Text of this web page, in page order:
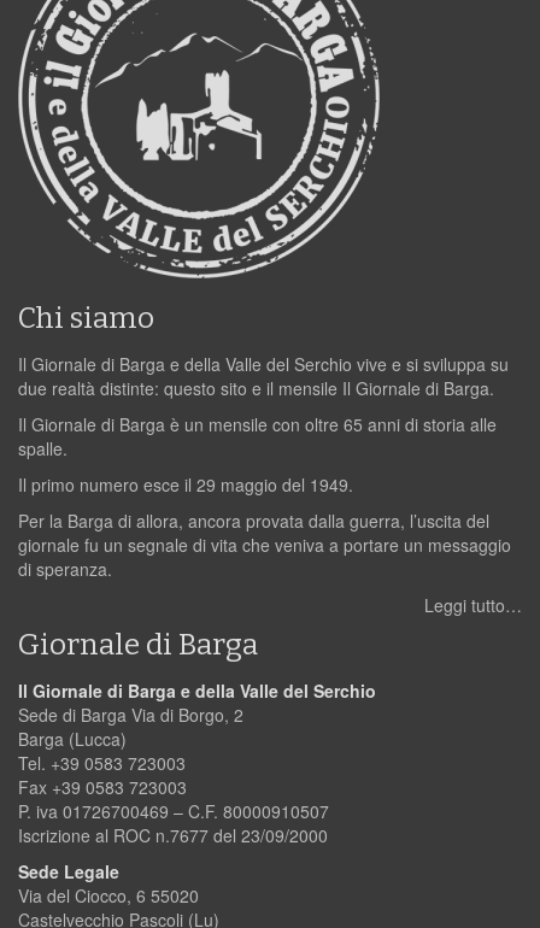
Chi siamo
Il Giornale di Barga e della Valle del Serchio vive e si sviluppa su
due realtà distinte: questo sito e il mensile Il Giornale di Barga.
Il Giornale di Barga è un mensile con oltre 65 anni di storia alle
spalle.
Il primo numero esce il 29 maggio del 1949.
Per la Barga di allora, ancora provata dalla guerra, l’uscita del
giornale fu un segnale di vita che veniva a portare un messaggio
di speranza.
Leggi tutto…
Giornale di Barga
Il Giornale di Barga e della Valle del Serchio
Sede di Barga Via di Borgo, 2
Barga (Lucca)
Tel. +39 0583 723003
Fax +39 0583 723003
P. iva 01726700469 – C.F. 80000910507
Iscrizione al ROC n.7677 del 23/09/2000
Sede Legale
Via del Ciocco, 6 55020
Castelvecchio Pascoli (Lu)